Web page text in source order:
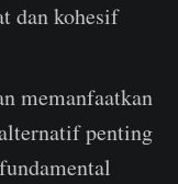
dan kohesif
memanfaatkan
penting